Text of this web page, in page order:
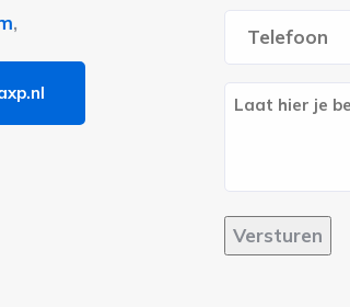
, Voornaam
Telefoon
Bericht
Versturen